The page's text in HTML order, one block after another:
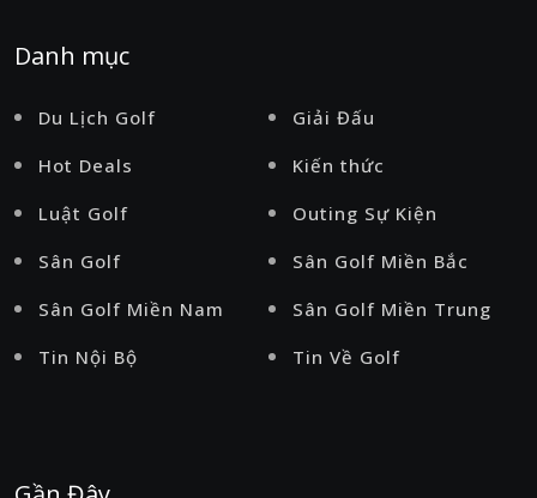
Danh mục
Du Lịch Golf
Giải Đấu
Hot Deals
Kiến thức
Luật Golf
Outing Sự Kiện
Sân Golf
Sân Golf Miền Bắc
Sân Golf Miền Nam
Sân Golf Miền Trung
Tin Nội Bộ
Tin Về Golf